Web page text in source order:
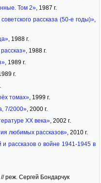
Том 2», 1987 г.
рассказа (50-е годы)»
, 1988 г.
, 1988 г.
, 1989 г.
г.
томах», 1999 г.
7/2000», 2000 г.
XX века», 2002 г.
любимых рассказов», 2010 г.
рассказов о войне 1941-1945 в
реж. Сергей Бондарчук